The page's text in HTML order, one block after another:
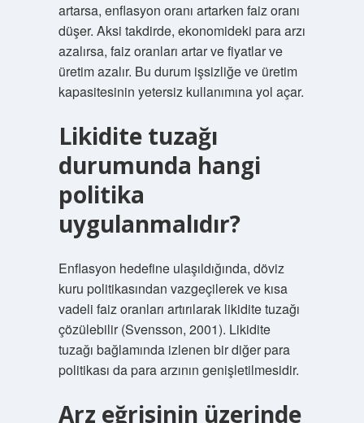
artarsa, enflasyon oranı artarken faiz oranı
düşer. Aksi takdirde, ekonomideki para arzı
azalırsa, faiz oranları artar ve fiyatlar ve
üretim azalır. Bu durum işsizliğe ve üretim
kapasitesinin yetersiz kullanımına yol açar.
Likidite tuzağı
durumunda hangi
politika
uygulanmalıdır?
Enflasyon hedefine ulaşıldığında, döviz
kuru politikasından vazgeçilerek ve kısa
vadeli faiz oranları artırılarak likidite tuzağı
çözülebilir (Svensson, 2001). Likidite
tuzağı bağlamında izlenen bir diğer para
politikası da para arzının genişletilmesidir.
Arz eğrisinin üzerinde